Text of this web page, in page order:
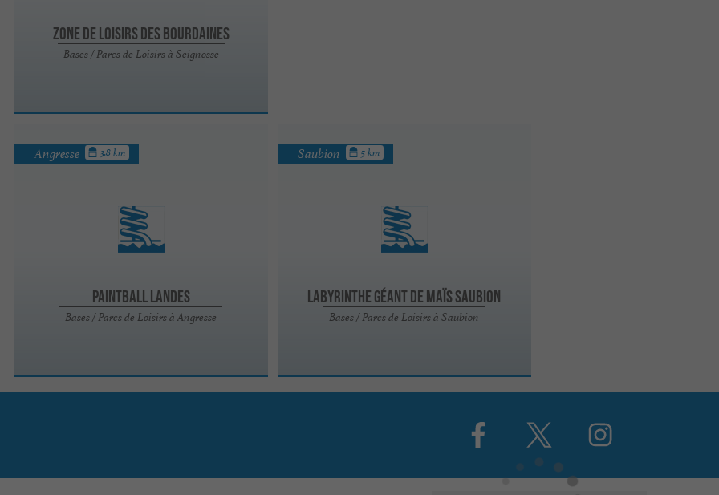
Zone de Loisirs des Bourdaines
Bases / Parcs de Loisirs à Seignosse
Paintball Landes
Bases / Parcs de Loisirs à Angresse
Angresse 3.8 km
Labyrinthe Géant de Maïs Saubion
Bases / Parcs de Loisirs à Saubion
Saubion 5 km